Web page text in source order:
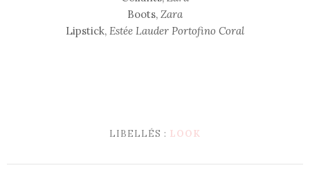
Boots, Zara
Lipstick, Estée Lauder Portofino Coral
LIBELLÉS : LOOK